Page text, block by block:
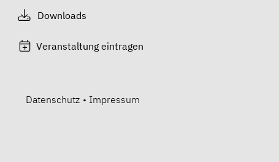
Downloads
Veranstaltung eintragen
Datenschutz • Impressum